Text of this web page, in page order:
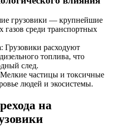
грузовики — крупнейшие
среди транспортных
: Грузовики расходуют
топлива, что
след.
частицы и токсичные
людей и экосистемы.
на